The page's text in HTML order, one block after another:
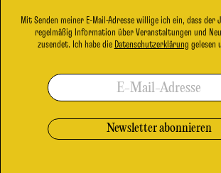
Mit Senden meiner E-Mail-Adresse willige ich ein, dass der
regelmäßig Information über Veranstaltungen und
zusendet. Ich habe die Datenschutzerklärung gelesen
E-Mail-Adresse